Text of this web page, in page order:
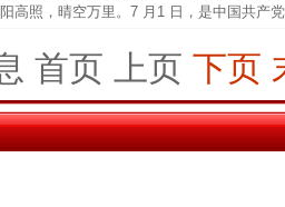
高照，晴空万里。7 月1 日，是中国共产
首页 上页 下页